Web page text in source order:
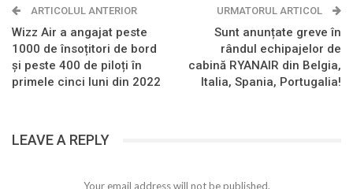
ARTICOLUL ANTERIOR
Wizz Air a angajat peste
1000 de însoțitori de bord
și peste 400 de piloți în
primele cinci luni din 2022
URMATORUL ARTICOL
Sunt anunțate greve în
rândul echipajelor de
cabină RYANAIR din Belgia,
Italia, Spania, Portugalia!
LEAVE A REPLY
Your email address will not be published.